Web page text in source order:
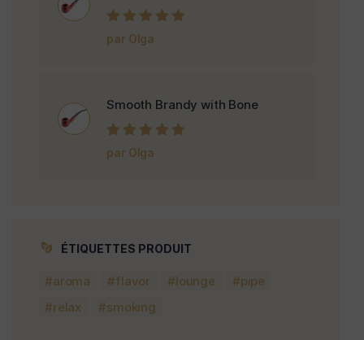
Note5sur 5
par Olga
Smooth Brandy with Bone
Note5sur 5
par Olga
ÉTIQUETTES PRODUIT
aroma flavor lounge
pipe
relax
smoking